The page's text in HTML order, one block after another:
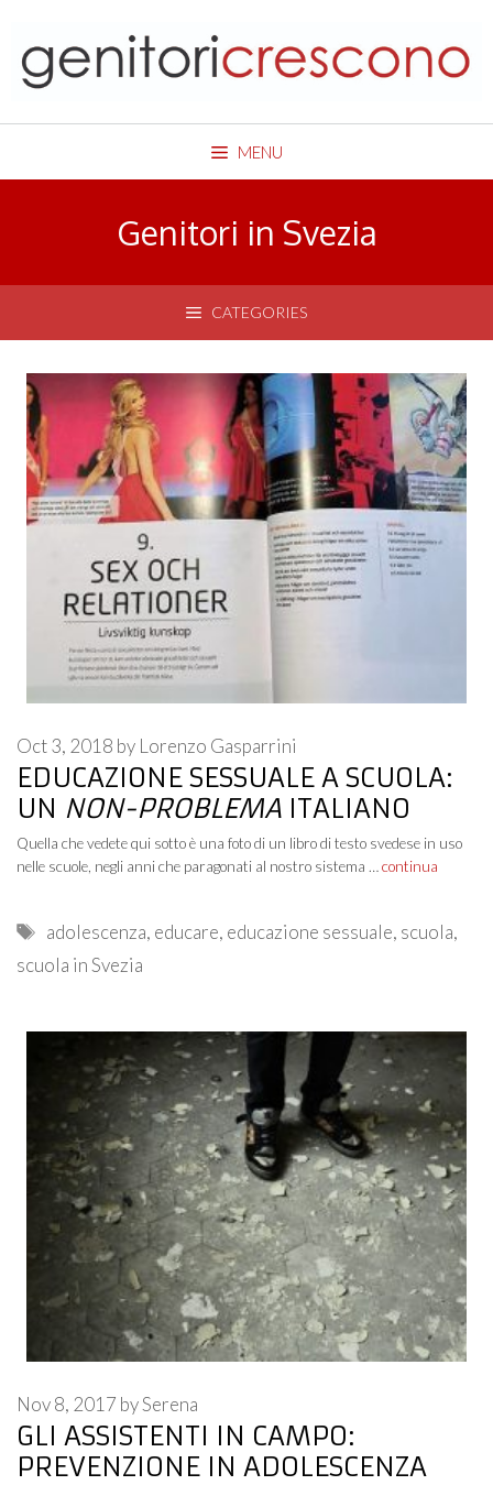
content
MENU
Genitori in Svezia
CATEGORIES
EDUCAZIONE SESSUALE A SCUOLA:
UN NON-PROBLEMA ITALIANO
Oct 3, 2018 by Lorenzo Gasparrini
Quella che vedete qui sotto è una foto di un libro di testo svedese in uso
nelle scuole, negli anni che paragonati al nostro sistema … continua
Tags
adolescenza, educare, educazione sessuale, scuola,
scuola in Svezia
GLI ASSISTENTI IN CAMPO:
PREVENZIONE IN ADOLESCENZA
Nov 8, 2017 bySerena